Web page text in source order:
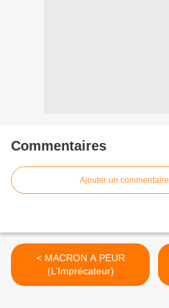
Commentaires
Ajouter un commentaire
< MACRON A PEUR
(L’Imprécateur)